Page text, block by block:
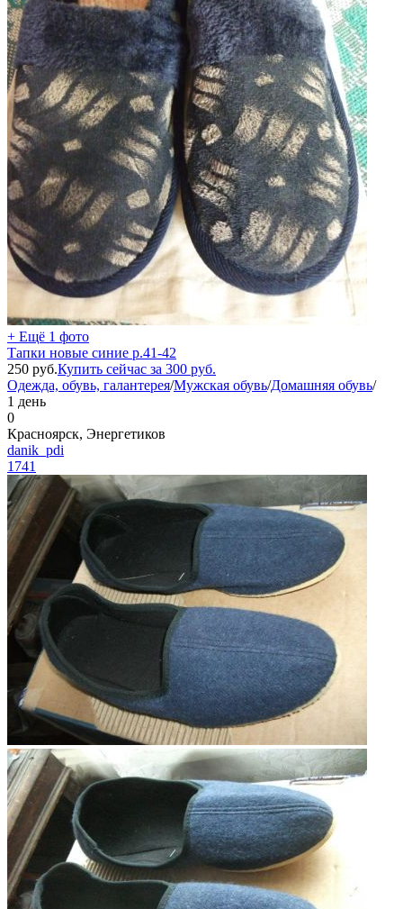
+ Ещё 1 фото
Тапки новые синие р.41-42
250 руб.Купить сейчас за 300 руб.
Одежда, обувь, галантерея/Мужская обувь/Домашняя обувь/
1 день
0
Красноярск, Энергетиков
danik_pdi
1741